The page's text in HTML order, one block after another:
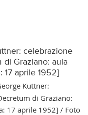
celebrazione
di Graziano: aula
17 aprile 1952]
Kuttner:
di Graziano:
17 aprile 1952] / Foto